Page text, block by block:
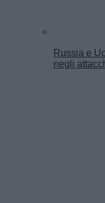
Russia e
negli